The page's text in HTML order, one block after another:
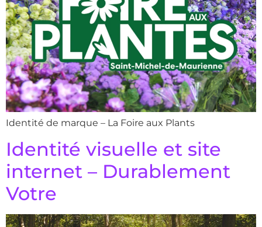
Identité de marque – La Foire aux Plants
Identité visuelle et site
internet – Durablement
Votre